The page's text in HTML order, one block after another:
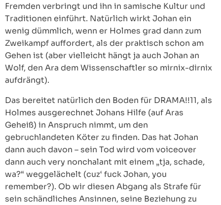
Fremden verbringt und ihn in samische Kultur und
Traditionen einführt. Natürlich wirkt Johan ein
wenig dümmlich, wenn er Holmes grad dann zum
Zweikampf auffordert, als der praktisch schon am
Gehen ist (aber vielleicht hängt ja auch Johan an
Wolf, den Ara dem Wissenschaftler so mirnix-dirnix
aufdrängt).
Das bereitet natürlich den Boden für DRAMA!!11, als
Holmes ausgerechnet Johans Hilfe (auf Aras
Geheiß) in Anspruch nimmt, um den
gebruchlandeten Köter zu finden. Das hat Johan
dann auch davon – sein Tod wird vom voiceover
dann auch very nonchalant mit einem „tja, schade,
wa?“ weggelächelt (cuz‘ fuck Johan, you
remember?). Ob wir diesen Abgang als Strafe für
sein schändliches Ansinnen, seine Beziehung zu